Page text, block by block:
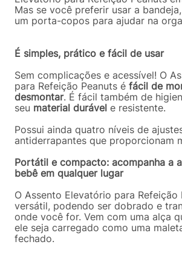
Mas se você preferir usar a
um porta-copos para ajudar na
É simples, prático e fácil de usar
Sem complicações e acessível! O
para Refeição Peanuts é fácil de
desmontar. É fácil também de
seu material durável e resistente.
Possui ainda quatro níveis de
antiderrapantes que proporcionam
Portátil e compacto: acompanha a
bebê em qualquer lugar
O Assento Elevatório para Refeição
versátil, podendo ser dobrado e
onde você for. Vem com uma alça
ele seja carregado como uma
fechado.